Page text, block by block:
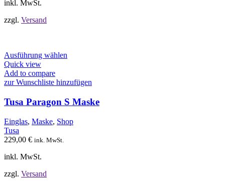
inkl. MwSt.
zzgl. Versand
Ausführung wählen
mehrere
auf.
Die
können
Quick view
Add to compare
zur Wunschliste hinzufügen
Tusa Paragon S Maske
Einglas, Maske, Shop
Tusa
229,00 € ink. MwSt.
inkl. MwSt.
zzgl. Versand